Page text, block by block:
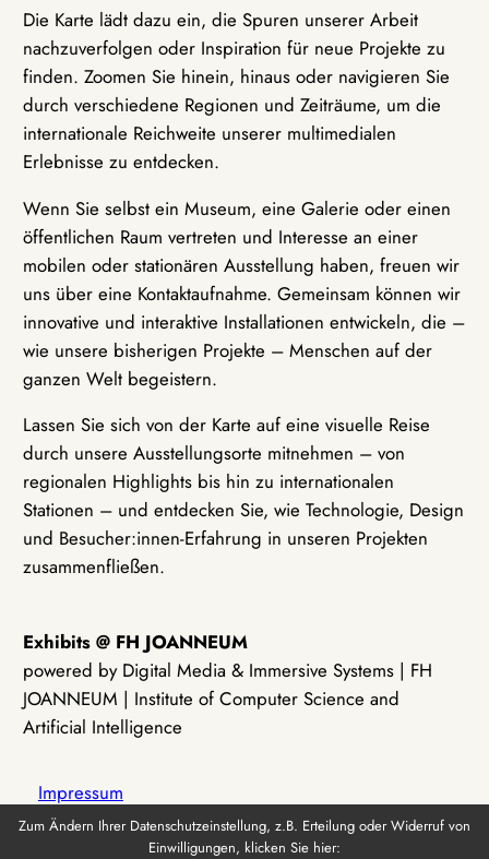
Die Karte lädt dazu ein, die Spuren unserer Arbeit
nachzuverfolgen oder Inspiration für neue Projekte zu
finden. Zoomen Sie hinein, hinaus oder navigieren Sie
durch verschiedene Regionen und Zeiträume, um die
internationale Reichweite unserer multimedialen
Erlebnisse zu entdecken.
Wenn Sie selbst ein Museum, eine Galerie oder einen
öffentlichen Raum vertreten und Interesse an einer
mobilen oder stationären Ausstellung haben, freuen wir
uns über eine Kontaktaufnahme. Gemeinsam können wir
innovative und interaktive Installationen entwickeln, die –
wie unsere bisherigen Projekte – Menschen auf der
ganzen Welt begeistern.
Lassen Sie sich von der Karte auf eine visuelle Reise
durch unsere Ausstellungsorte mitnehmen – von
regionalen Highlights bis hin zu internationalen
Stationen – und entdecken Sie, wie Technologie, Design
und Besucher:innen-Erfahrung in unseren Projekten
zusammenfließen.
Exhibits @ FH JOANNEUM
powered by Digital Media & Immersive Systems | FH
JOANNEUM | Institute of Computer Science and
Artificial Intelligence
Impressum
Zum Ändern Ihrer Datenschutzeinstellung, z.B. Erteilung oder Widerruf von
Einwilligungen, klicken Sie hier: